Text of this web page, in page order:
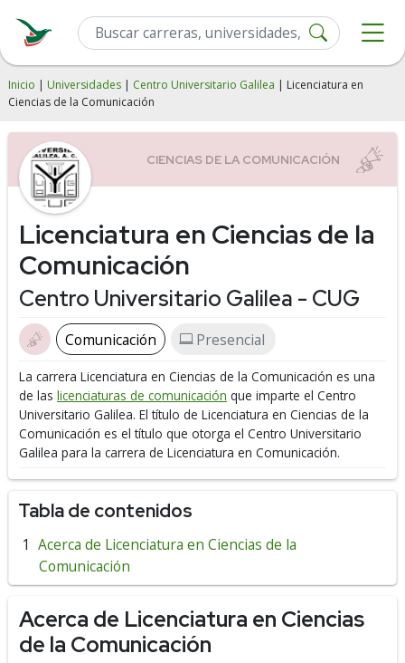
Inicio | Universidades | Centro Universitario Galilea | Licenciatura en
Ciencias de la Comunicación
Licenciatura en Ciencias de la
Comunicación
Centro Universitario Galilea - CUG
Comunicación Presencial
La carrera Licenciatura en Ciencias de la Comunicación es una
de las licenciaturas de comunicación que imparte el Centro
Universitario Galilea. El título de Licenciatura en Ciencias de la
Comunicación es el título que otorga el Centro Universitario
Galilea para la carrera de Licenciatura en Comunicación.
Tabla de contenidos
Acerca de Licenciatura en Ciencias de la
Comunicación
Acerca de Licenciatura en Ciencias
de la Comunicación